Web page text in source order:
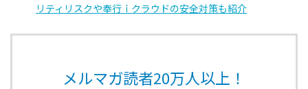
リティリスクや奉行ｉクラウドの安全対策も紹介
メルマガ読者20万人以上！